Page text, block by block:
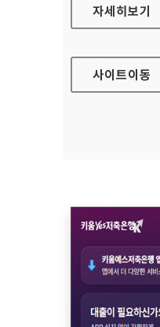
문화도시 수원
자세히보기
사이트이동